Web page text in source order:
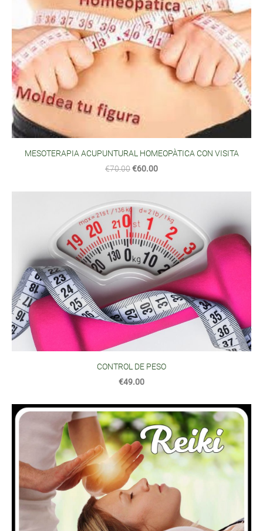
MESOTERAPIA ACUPUNTURAL HOMEOPÀTICA CON VISITA
€70.00€60.00
CONTROL DE PESO
€49.00